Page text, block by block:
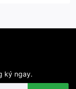
ký ngay.